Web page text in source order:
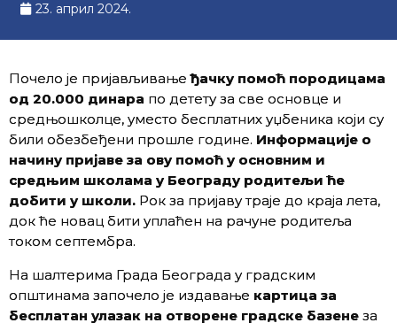
23. април 2024.
Почело је пријављивањеђачку помоћ породицама
од 20.000 динара по детету за све основце и
средњошколце, уместо бесплатних уџбеника који су
били обезбеђени прошле године. Информације о
начину пријаве за ову помоћ у основним и
средњим школама у Београду родитељи ће
добити у школи. Рок за пријаву траје до краја лета,
док ће новац бити уплаћен на рачуне родитеља
током септембра.
На шалтерима Града Београда у градским
општинама започело је издавање картица за
бесплатан улазак на отворене градске базене за